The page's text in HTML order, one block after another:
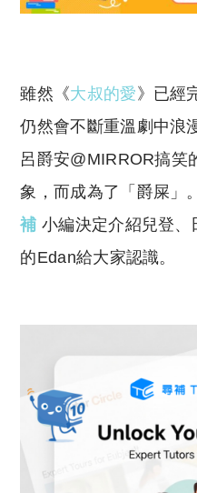
雖然《大叔的愛 》已經
仍然會不斷重溫劇中浪
呂爵安@MIRROR搞笑
象，而成為了「爵屎」
補 小編決定介紹兒登、
的Edan給大家認識。